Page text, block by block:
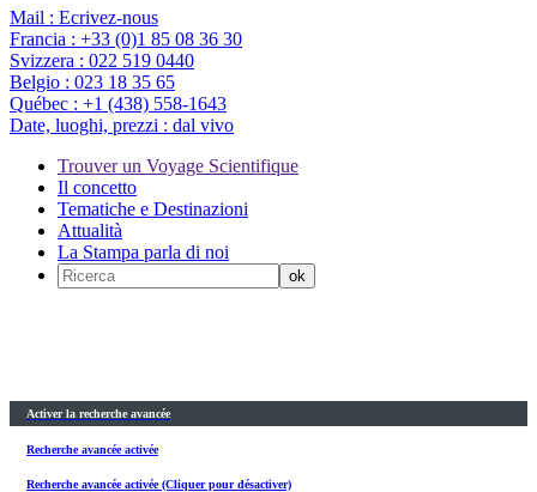
Mail : Ecrivez-nous
Francia : +33 (0)1 85 08 36 30
Svizzera : 022 519 0440
Belgio : 023 18 35 65
Québec : +1 (438) 558-1643
Date, luoghi, prezzi : dal vivo
Trouver un Voyage Scientifique
Il concetto
Tematiche e Destinazioni
Attualità
La Stampa parla di noi
Activer la recherche avancée
Recherche avancée activée
Recherche avancée activée (Cliquer pour désactiver)